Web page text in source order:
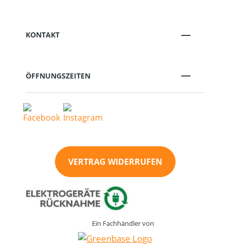
KONTAKT
ÖFFNUNGSZEITEN
VERTRAG WIDERRUFEN
Ein Fachhändler von